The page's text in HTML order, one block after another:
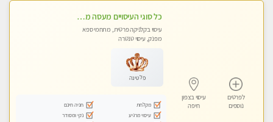
לפרטים
נוספים
עיסוי בצפון
חיפה
כל סוגי העיסויים מעסה מקצועית ואיכותית פרטי!!!
עיסוי בקלניקה פרטית, מתחמי ספא
מפנק, עיסוי טנטרה
פלטינה
מקלחת
חניה חינם
עיסוי מרגיע
נקי ומסודר